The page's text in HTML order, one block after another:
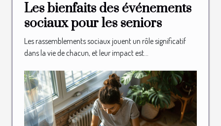
Les bienfaits des événements
sociaux pour les seniors
Les rassemblements sociaux jouent un rôle significatif
dans la vie de chacun, et leur impact est...